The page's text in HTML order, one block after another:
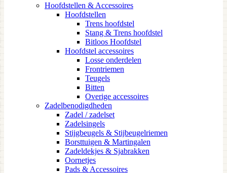
Hoofdstellen & Accessoires
Hoofdstellen
Trens hoofdstel
Stang & Trens hoofdstel
Bitloos Hoofdstel
Hoofdstel accessoires
Losse onderdelen
Frontriemen
Teugels
Bitten
Overige accessoires
Zadelbenodigdheden
Zadel / zadelset
Zadelsingels
Stijgbeugels & Stijbeugelriemen
Borsttuigen & Martingalen
Zadeldekjes & Sjabrakken
Oornetjes
Pads & Accessoires